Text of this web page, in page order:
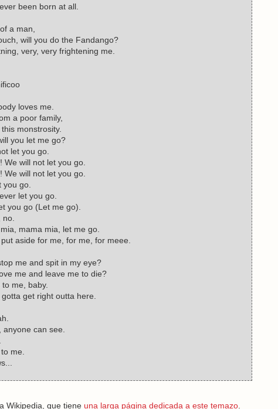
been born at all.
a man,
will you do the Fandango?
very, very frightening me.
loves me.
a poor family,
monstrosity.
you let me go?
let you go.
We will not let you go.
We will not let you go.
go.
let you go.
you go (Let me go).
mama mia, let me go.
aside for me, for me, for meee.
me and spit in my eye?
me and leave me to die?
me, baby.
get right outta here.
can see.
me.
Wikipedia, que tiene una larga página dedicada a este temazo